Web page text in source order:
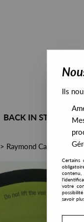
BACK IN STOCK
> Raymond Castoldi - X
Ils
Certains
contenu,
votre
savoir